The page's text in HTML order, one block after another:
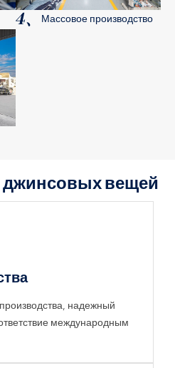
4、 Массовое производство
вещей
надежный
международным